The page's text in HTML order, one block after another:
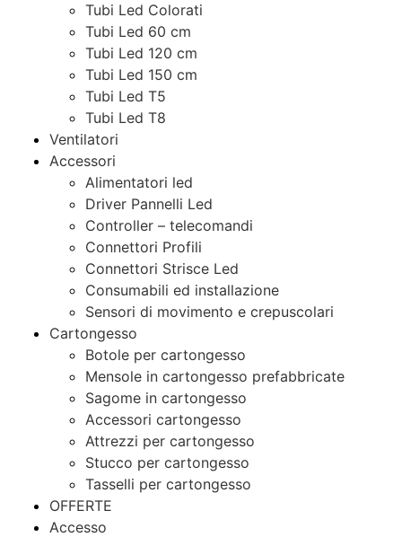
Tubi Led Colorati
Tubi Led 60 cm
Tubi Led 120 cm
Tubi Led 150 cm
Tubi Led T5
Tubi Led T8
Ventilatori
Accessori
Alimentatori led
Driver Pannelli Led
Controller – telecomandi
Connettori Profili
Connettori Strisce Led
Consumabili ed installazione
Sensori di movimento e crepuscolari
Cartongesso
Botole per cartongesso
Mensole in cartongesso prefabbricate
Sagome in cartongesso
Accessori cartongesso
Attrezzi per cartongesso
Stucco per cartongesso
Tasselli per cartongesso
OFFERTE
Accesso